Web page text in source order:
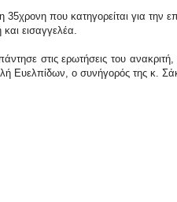
35χρονη που κατηγορείται για την
εισαγγελέα.
στις ερωτήσεις του
Ευελπίδων, ο συνήγορός της κ.